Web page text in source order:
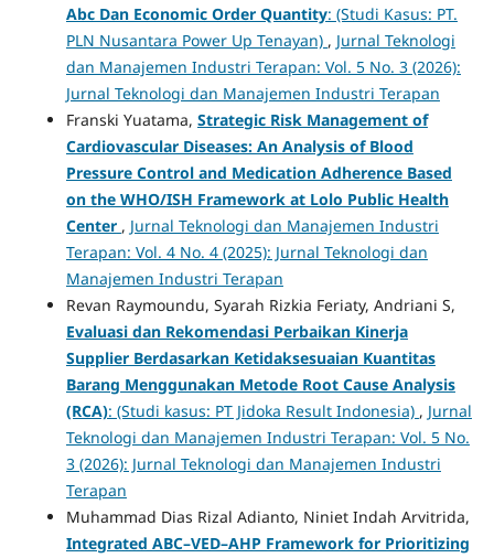
Abc Dan Economic Order Quantity: (Studi Kasus: PT.
PLN Nusantara Power Up Tenayan) , Jurnal Teknologi
dan Manajemen Industri Terapan: Vol. 5 No. 3 (2026):
Jurnal Teknologi dan Manajemen Industri Terapan
Franski Yuatama, Strategic Risk Management of
Cardiovascular Diseases: An Analysis of Blood
Pressure Control and Medication Adherence Based
on the WHO/ISH Framework at Lolo Public Health
Center , Jurnal Teknologi dan Manajemen Industri
Terapan: Vol. 4 No. 4 (2025): Jurnal Teknologi dan
Manajemen Industri Terapan
Revan Raymoundu, Syarah Rizkia Feriaty, Andriani S,
Evaluasi dan Rekomendasi Perbaikan Kinerja
Supplier Berdasarkan Ketidaksesuaian Kuantitas
Barang Menggunakan Metode Root Cause Analysis
(RCA): (Studi kasus: PT Jidoka Result Indonesia) , Jurnal
Teknologi dan Manajemen Industri Terapan: Vol. 5 No.
3 (2026): Jurnal Teknologi dan Manajemen Industri
Terapan
Muhammad Dias Rizal Adianto, Niniet Indah Arvitrida,
Integrated ABC–VED–AHP Framework for Prioritizing